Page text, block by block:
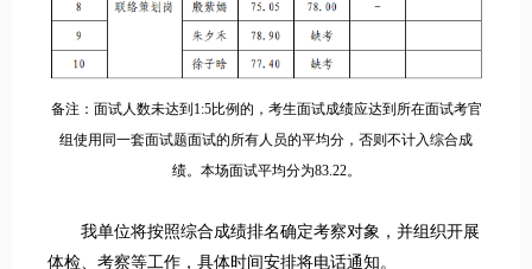
备注：面试人数未达到1:5比例的，考生面试成绩应达到所在面试考官
组使用同一套面试题面试的所有人员的平均分，否则不计入综合成
绩。本场面试平均分为83.22。
我单位将按照综合成绩排名确定考察对象，并组织开展
体检、考察等工作，具体时间安排将电话通知。